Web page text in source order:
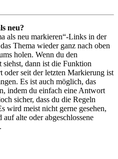
neu?
als neu markieren“-Links in der
Thema wieder ganz nach oben
holen. Wenn du den
dann ist die Funktion
oder seit der letzten Markierung ist
Es ist auch möglich, das
indem du einfach eine Antwort
sicher, dass du die Regeln
wird meist nicht gerne gesehen,
alte oder abgeschlossene